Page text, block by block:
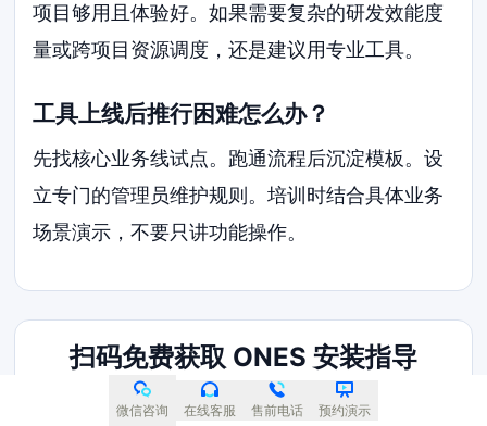
项目够用且体验好。如果需要复杂的研发效能度
量或跨项目资源调度，还是建议用专业工具。
工具上线后推行困难怎么办？
先找核心业务线试点。跑通流程后沉淀模板。设
立专门的管理员维护规则。培训时结合具体业务
场景演示，不要只讲功能操作。
扫码免费获取 ONES 安装指导
微信咨询 在线客服 售前电话 预约演示